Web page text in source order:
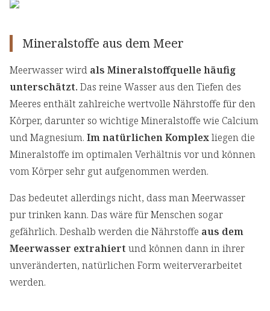
Mineralstoffe aus dem Meer
Meerwasser wird als Mineralstoffquelle häufig
unterschätzt. Das reine Wasser aus den Tiefen des
Meeres enthält zahlreiche wertvolle Nährstoffe für den
Körper, darunter so wichtige Mineralstoffe wie Calcium
und Magnesium. Im natürlichen Komplexliegen die
Mineralstoffe im optimalen Verhältnis vor und können
vom Körper sehr gut aufgenommen werden.
Das bedeutet allerdings nicht, dass man Meerwasser
pur trinken kann. Das wäre für Menschen sogar
gefährlich. Deshalb werden die Nährstoffe aus dem
Meerwasser extrahiert und können dann in ihrer
unveränderten, natürlichen Form weiterverarbeitet
werden.